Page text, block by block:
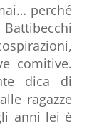
perché
comitive.
dica di
ragazze
anni lei è